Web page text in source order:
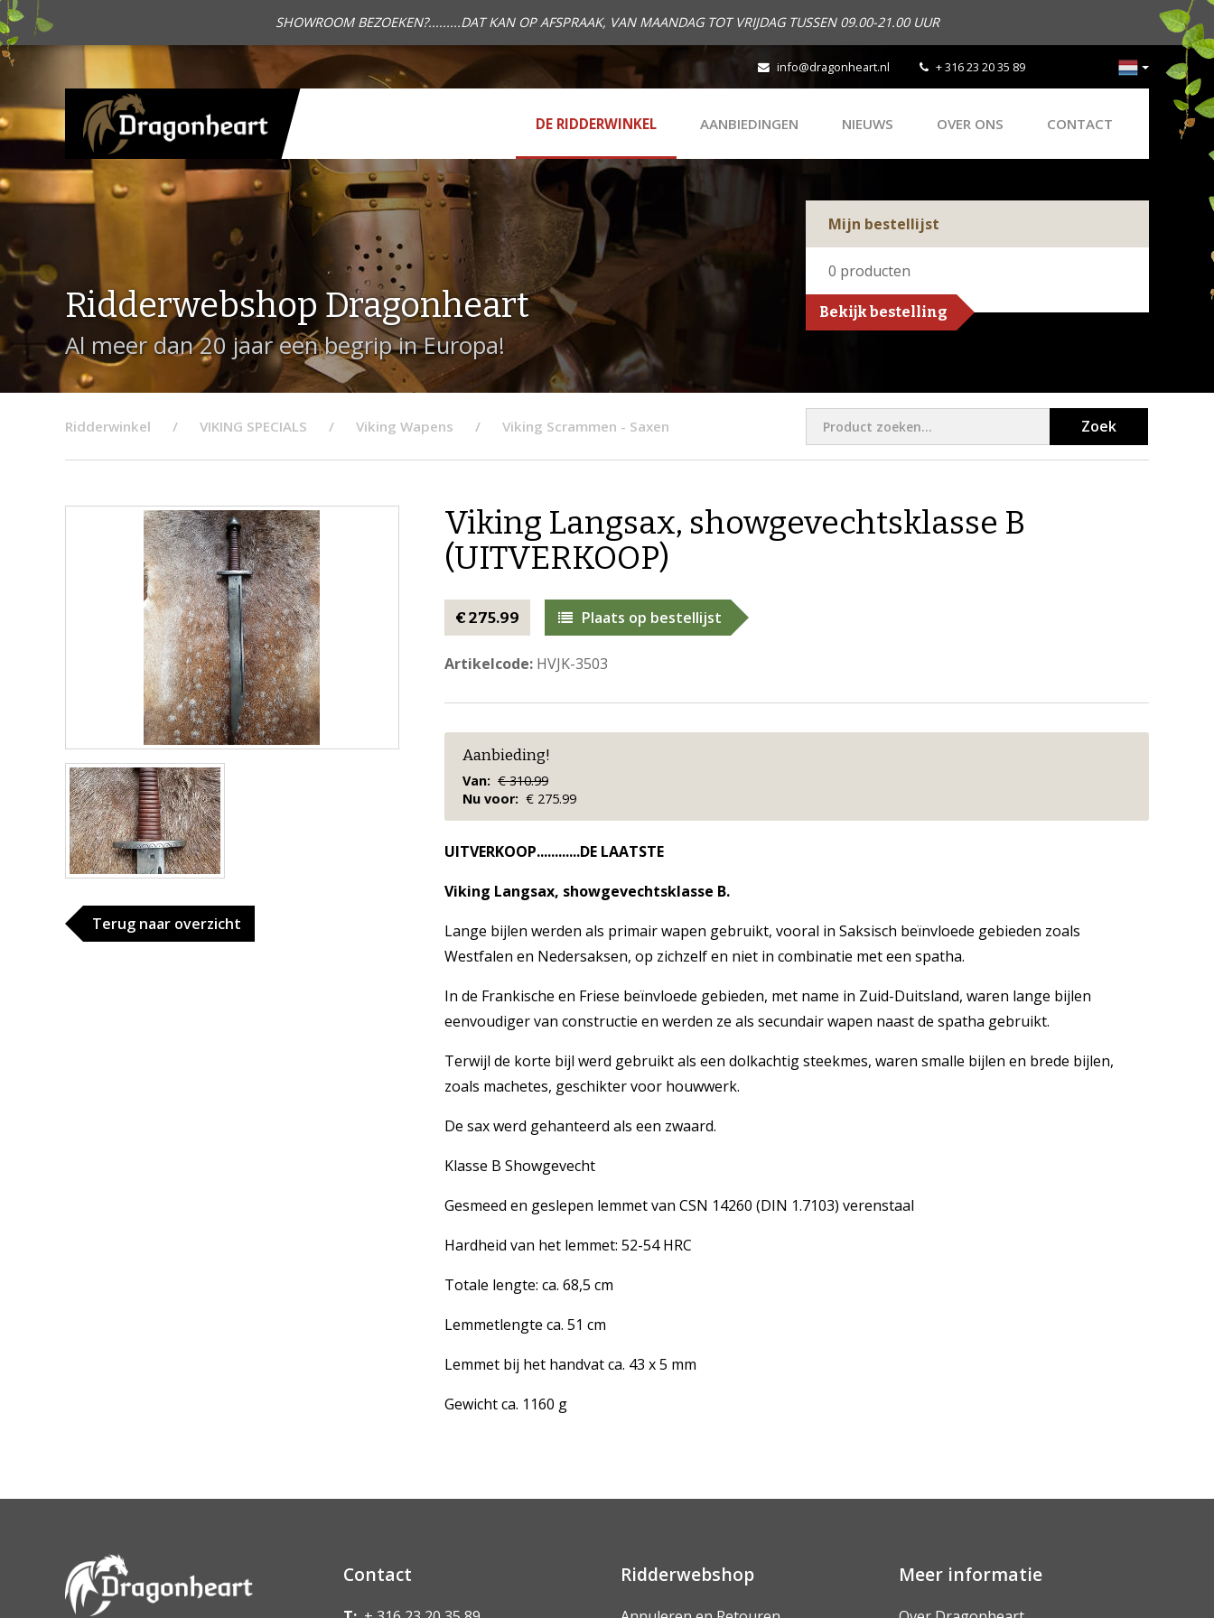
SHOWROOM BEZOEKEN?.........DAT KAN OP AFSPRAAK, VAN MAANDAG TOT VRIJDAG TUSSEN 09.00-21.00 UUR
info@dragonheart.nl + 316 23 20 35 89
DE RIDDERWINKEL AANBIEDINGEN NIEUWS OVER ONS CONTACT
Ridderwebshop Dragonheart
Al meer dan 20 jaar een begrip in Europa!
Mijn bestellijst
0 producten
Bekijk bestelling
Ridderwinkel VIKING SPECIALS Viking Wapens Viking Scrammen - Saxen Zoek
Terug naar overzicht
Viking Langsax, showgevechtsklasse B
(UITVERKOOP)
€ 275.99 Plaats op bestellijst
Artikelcode:HVJK-3503
Aanbieding!
Van: € 310.99
Nu voor: € 275.99
UITVERKOOP............DE LAATSTE
Viking Langsax, showgevechtsklasse B.
Lange bijlen werden als primair wapen gebruikt, vooral in Saksisch beïnvloede gebieden zoals
Westfalen en Nedersaksen, op zichzelf en niet in combinatie met een spatha.
In de Frankische en Friese beïnvloede gebieden, met name in Zuid-Duitsland, waren lange bijlen
eenvoudiger van constructie en werden ze als secundair wapen naast de spatha gebruikt.
Terwijl de korte bijl werd gebruikt als een dolkachtig steekmes, waren smalle bijlen en brede bijlen,
zoals machetes, geschikter voor houwwerk.
De sax werd gehanteerd als een zwaard.
Klasse B Showgevecht
Gesmeed en geslepen lemmet van CSN 14260 (DIN 1.7103) verenstaal
Hardheid van het lemmet: 52-54 HRC
Totale lengte: ca. 68,5 cm
Lemmetlengte ca. 51 cm
Lemmet bij het handvat ca. 43 x 5 mm
Gewicht ca. 1160 g
Contact Ridderwebshop Meer informatie